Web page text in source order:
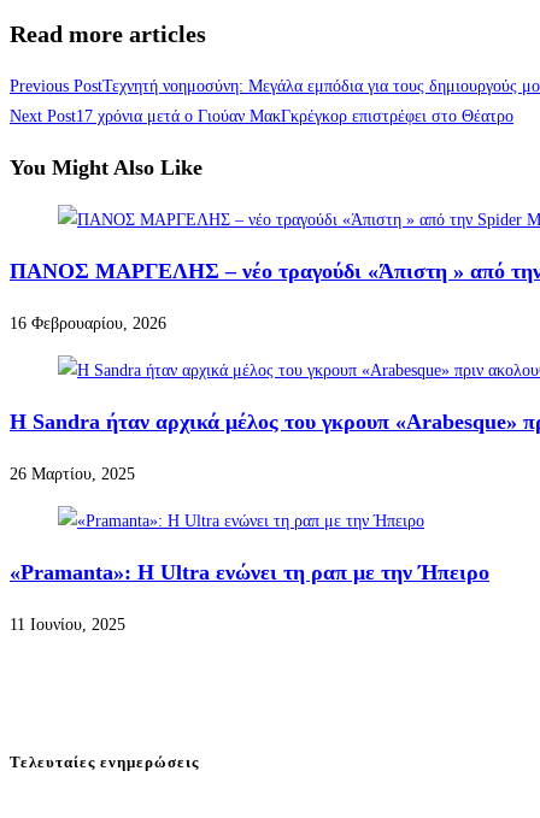
Read more articles
Previous PostΤεχνητή νοημοσύνη: Μεγάλα εμπόδια για τους δημιουργούς
Next Post17 χρόνια μετά ο Γιούαν ΜακΓκρέγκορ επιστρέφει στο Θέατρο
You Might Also Like
ΠΑΝΟΣ ΜΑΡΓΕΛΗΣ – νέο τραγούδι «Άπιστη » από
16 Φεβρουαρίου, 2026
Η Sandra ήταν αρχικά μέλος του γκρουπ «Arabesque»
26 Μαρτίου, 2025
«Pramanta»: Η Ultra ενώνει τη ραπ με την Ήπειρο
11 Ιουνίου, 2025
Τελευταίες ενημερώσεις